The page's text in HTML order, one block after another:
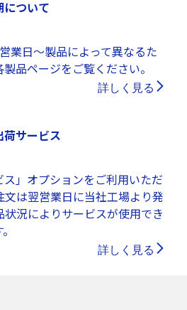
について
業日～製品によって異なるた
品ページをご覧ください。
詳しく見る
荷サービス
ス」オプションをご利用いただ
文は翌営業日に当社工場より発
況によりサービスが使用でき
詳しく見る